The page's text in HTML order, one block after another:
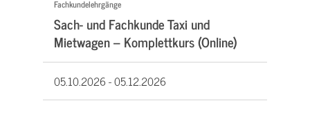
Fachkundelehrgänge
Sach- und Fachkunde Taxi und
Mietwagen – Komplettkurs (Online)
05.10.2026 -05.12.2026